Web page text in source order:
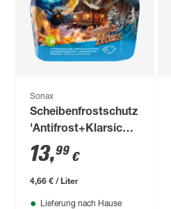
Sonax
Scheibenfrostschutz
'Antifrost+Klarsicht'
Sweet Home 3 l
13,99 €
4,66 € / Liter
Lieferung nach Hause